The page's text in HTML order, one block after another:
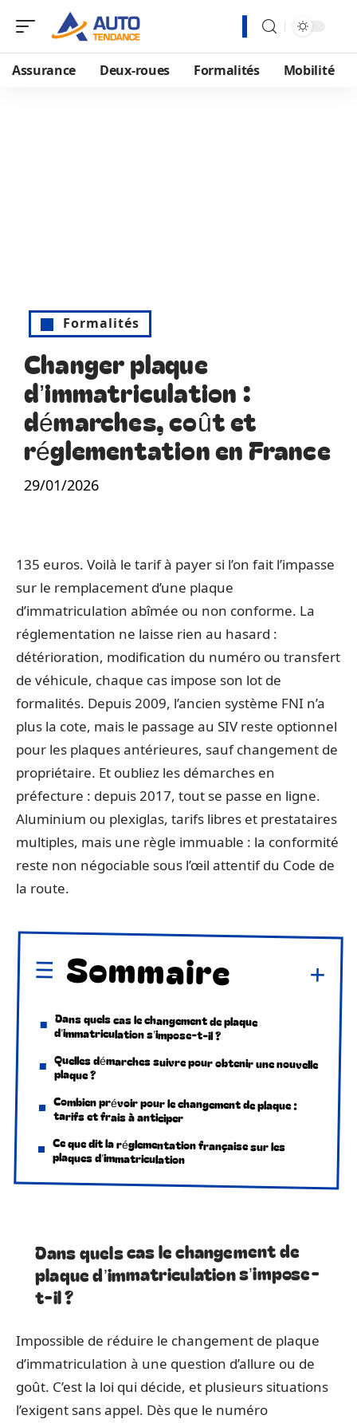
Assurance Deux-roues Formalités Mobilité
Formalités
Changer plaque
d’immatriculation :
démarches, coût et
réglementation en France
29/01/2026
135 euros. Voilà le tarif à payer si l’on fait l’impasse
sur le remplacement d’une plaque
d’immatriculation abîmée ou non conforme. La
réglementation ne laisse rien au hasard :
détérioration, modification du numéro ou transfert
de véhicule, chaque cas impose son lot de
formalités. Depuis 2009, l’ancien système FNI n’a
plus la cote, mais le passage au SIV reste optionnel
pour les plaques antérieures, sauf changement de
propriétaire. Et oubliez les démarches en
préfecture : depuis 2017, tout se passe en ligne.
Aluminium ou plexiglas, tarifs libres et prestataires
multiples, mais une règle immuable : la conformité
reste non négociable sous l’œil attentif du Code de
la route.
Sommaire
Dans quels cas le changement de plaque
d’immatriculation s’impose-t-il ?
Quelles démarches suivre pour obtenir une nouvelle
plaque ?
Combien prévoir pour le changement de plaque :
tarifs et frais à anticiper
Ce que dit la réglementation française sur les
plaques d’immatriculation
Dans quels cas le changement de
plaque d’immatriculation s’impose-
t-il ?
Impossible de réduire le changement de plaque
d’immatriculation à une question d’allure ou de
goût. C’est la loi qui décide, et plusieurs situations
l’exigent sans appel. Dès que le numéro